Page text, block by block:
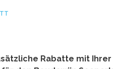
Rabatte mit